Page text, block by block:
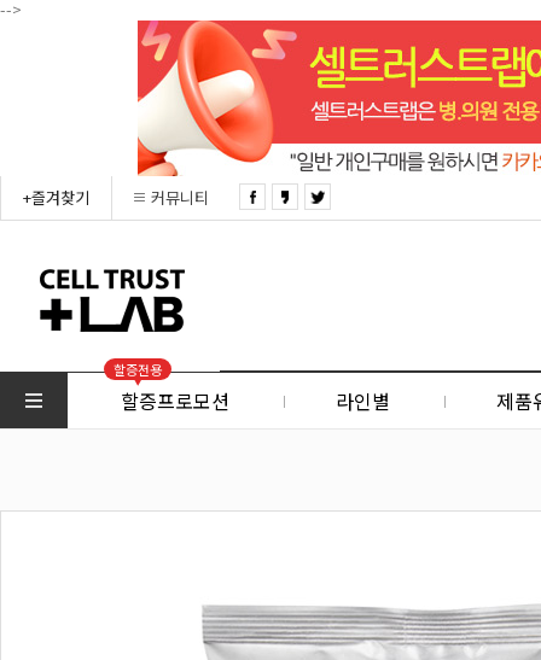
-->
+즐겨찾기 커뮤니티
할증전용
할증프로모션 라인별 제품